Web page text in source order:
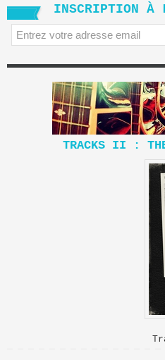
INSCRIPTION À
TRACKS II :